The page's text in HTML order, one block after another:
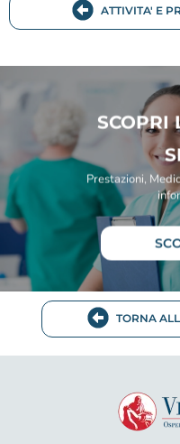
ATTIVITA' E
SCOPRI
Prestazioni,
TORNA